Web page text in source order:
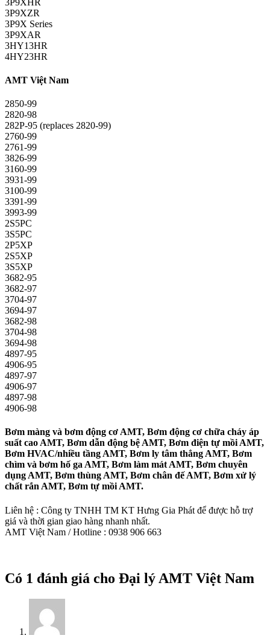
3P9XZR
3P9X Series
3P9XAR
3HY13HR
4HY23HR
AMT Việt Nam
2850-99
2820-98
282P-95 (replaces 2820-99)
2760-99
2761-99
3826-99
3160-99
3931-99
3100-99
3391-99
3993-99
2S5PC
3S5PC
2P5XP
2S5XP
3S5XP
3682-95
3682-97
3704-97
3694-97
3682-98
3704-98
3694-98
4897-95
4906-95
4897-97
4906-97
4897-98
4906-98
Bơm màng và bơm động cơ AMT, Bơm động cơ chữa cháy áp
suất cao AMT, Bơm dẫn động bệ AMT, Bơm điện tự mồi AMT,
Bơm HVAC/nhiều tầng AMT, Bơm ly tâm thẳng AMT, Bơm
chìm và bơm hố ga AMT, Bơm làm mát AMT, Bơm chuyên
dụng AMT, Bơm thùng AMT, Bơm chân đế AMT, Bơm xử lý
chất rắn AMT, Bơm tự mồi AMT.
Liên hệ : Công ty TNHH TM KT Hưng Gia Phát để được hỗ trợ
giá và thời gian giao hàng nhanh nhất.
AMT Việt Nam / Hotline : 0938 906 663
Có 1 đánh giá cho Đại lý AMT Việt Nam